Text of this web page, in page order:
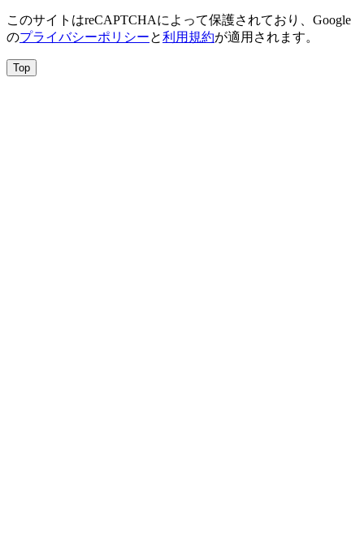
このサイトはreCAPTCHAによって保護されており、Google
のプライバシーポリシーと利用規約が適用されます。
Top